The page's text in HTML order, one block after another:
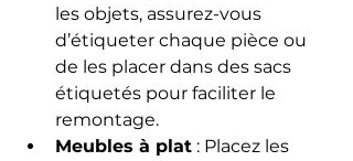
les objets, assurez-vous
d’étiqueter chaque pièce ou
de les placer dans des sacs
étiquetés pour faciliter le
remontage.
Meubles à plat : Placez les